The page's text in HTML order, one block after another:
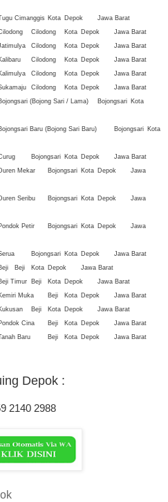
Cimanggis Kota Depok
Jawa Barat
Cilodong Kota Depok
Jawa Barat
Cilodong Kota Depok
Jawa Barat
Cilodong Kota Depok
Jawa Barat
Cilodong Kota Depok
Jawa Barat
Cilodong Kota Depok
Jawa Barat
(Bojong Sari / Lama) Bojongsari Kota
Baru (Bojong Sari Baru) Bojongsari Kota
Bojongsari Kota Depok
Jawa Barat
Mekar Bojongsari Kota Depok
Jawa
Seribu Bojongsari Kota Depok
Jawa
Petir Bojongsari Kota Depok
Jawa
Bojongsari Kota Depok
Jawa Barat
Beji Kota Depok
Jawa Barat
Timur Beji Kota Depok
Jawa Barat
Muka Beji Kota Depok
Jawa Barat
Beji Kota Depok
Jawa Barat
Cina Beji Kota Depok
Jawa Barat
Baru Beji Kota Depok Jawa Barat
Depok :
2140 2988